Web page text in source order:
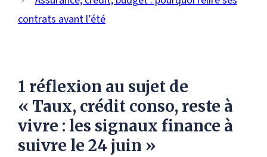
contrats avant l’été
1 réflexion au sujet de
« Taux, crédit conso, reste à
vivre : les signaux finance à
suivre le 24 juin »